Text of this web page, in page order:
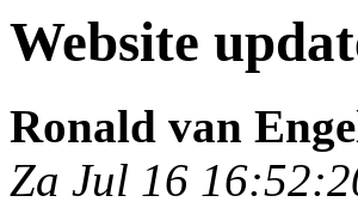
Website
Ronald van
Za Jul 16